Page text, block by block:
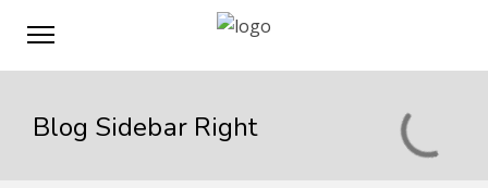
Blog Sidebar Right